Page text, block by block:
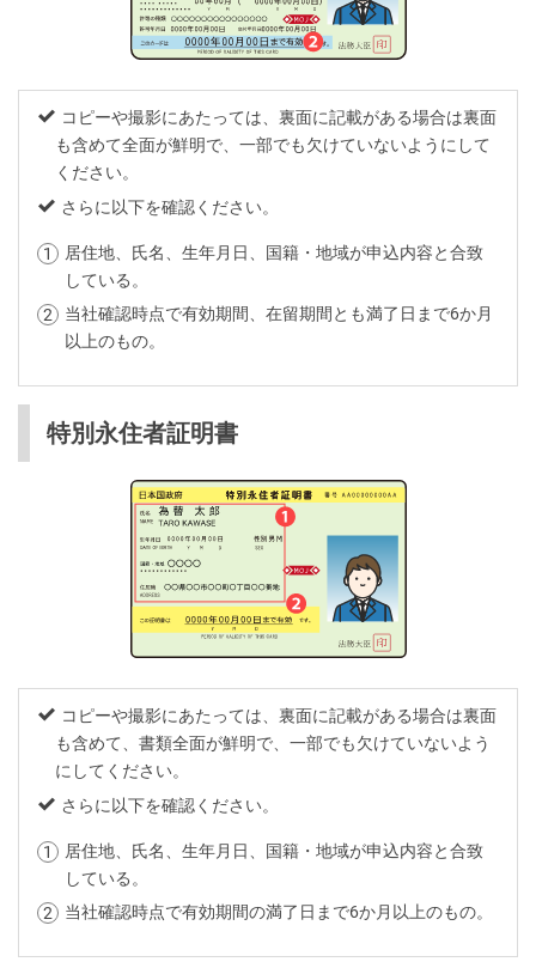
コピーや撮影にあたっては、裏面に記載がある場合は裏面
も含めて全面が鮮明で、一部でも欠けていないようにして
ください。
さらに以下を確認ください。
居住地、氏名、生年月日、国籍・地域が申込内容と合致
している。
当社確認時点で有効期間、在留期間とも満了日まで6か月
以上のもの。
特別永住者証明書
コピーや撮影にあたっては、裏面に記載がある場合は裏面
も含めて、書類全面が鮮明で、一部でも欠けていないよう
にしてください。
さらに以下を確認ください。
居住地、氏名、生年月日、国籍・地域が申込内容と合致
している。
当社確認時点で有効期間の満了日まで6か月以上のもの。